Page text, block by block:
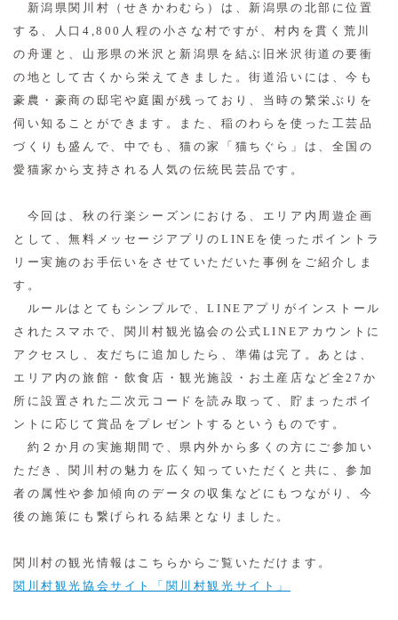
新潟県関川村（せきかわむら）は、新潟県の北部に位置
する、人口4,800人程の小さな村ですが、村内を貫く荒川
の舟運と、山形県の米沢と新潟県を結ぶ旧米沢街道の要衝
の地として古くから栄えてきました。街道沿いには、今も
豪農・豪商の邸宅や庭園が残っており、当時の繁栄ぶりを
伺い知ることができます。また、稲のわらを使った工芸品
づくりも盛んで、中でも、猫の家「猫ちぐら」は、全国の
愛猫家から支持される人気の伝統民芸品です。
今回は、秋の行楽シーズンにおける、エリア内周遊企画
として、無料メッセージアプリのLINEを使ったポイントラ
リー実施のお手伝いをさせていただいた事例をご紹介しま
す。
ルールはとてもシンプルで、LINEアプリがインストール
されたスマホで、関川村観光協会の公式LINEアカウントに
アクセスし、友だちに追加したら、準備は完了。あとは、
エリア内の旅館・飲食店・観光施設・お土産店など全27か
所に設置された二次元コードを読み取って、貯まったポイ
ントに応じて賞品をプレゼントするというものです。
約２か月の実施期間で、県内外から多くの方にご参加い
ただき、関川村の魅力を広く知っていただくと共に、参加
者の属性や参加傾向のデータの収集などにもつながり、今
後の施策にも繋げられる結果となりました。
関川村の観光情報はこちらからご覧いただけます。
関川村観光協会サイト「関川村観光サイト」